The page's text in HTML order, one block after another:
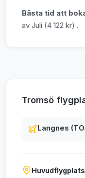
Bästa tid att
av Juli (4 122 kr) .
Tromsö
Langnes
Huvudflygplats